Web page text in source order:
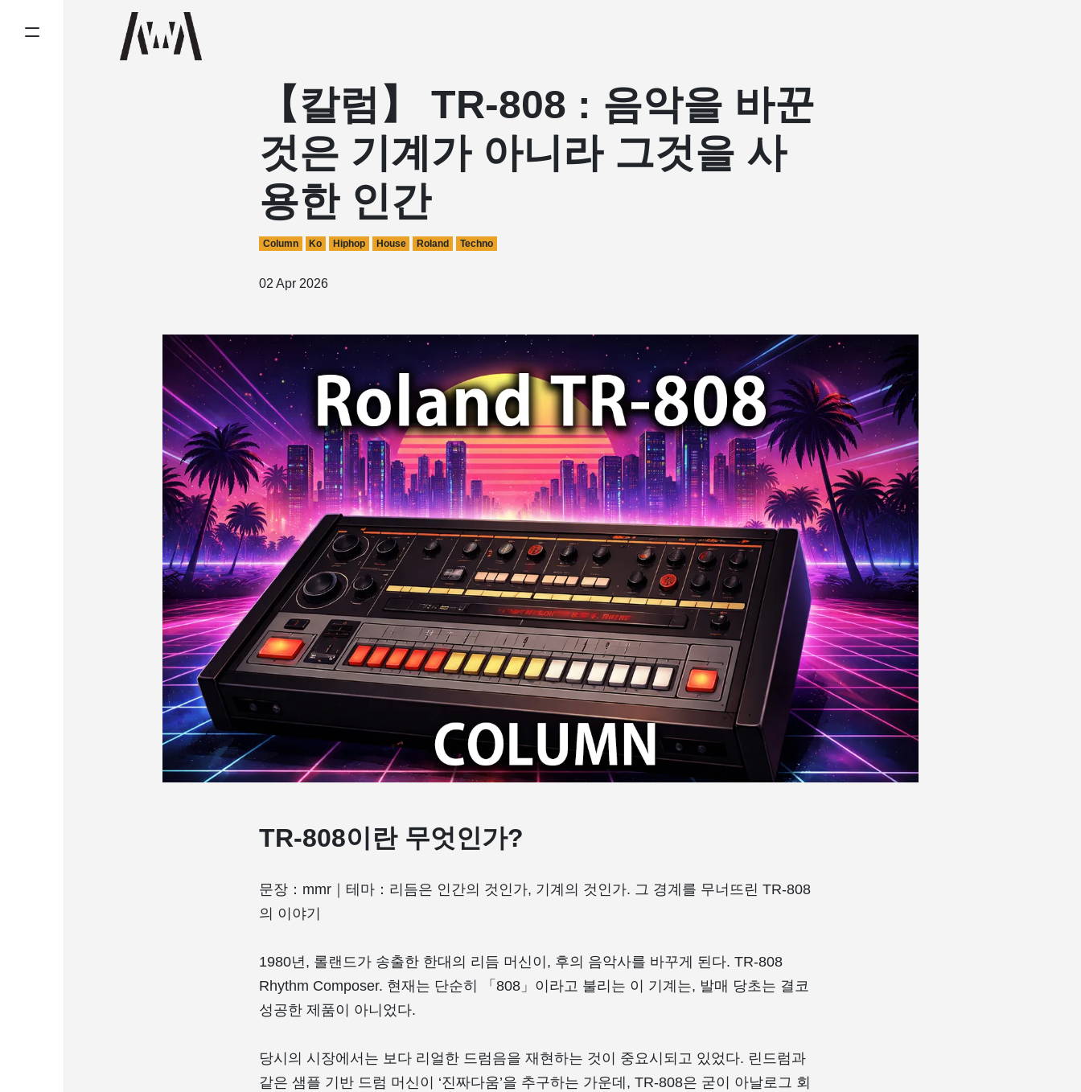
【칼럼】 TR-808 : 음악을 바꾼
것은 기계가 아니라 그것을 사
용한 인간
Column Ko Hiphop House Roland Techno
02 Apr 2026
TR-808이란 무엇인가?
문장：mmr｜테마：리듬은 인간의 것인가, 기계의 것인가. 그 경계를 무너뜨린 TR-808
의 이야기
1980년, 롤랜드가 송출한 한대의 리듬 머신이, 후의 음악사를 바꾸게 된다. TR-808
Rhythm Composer. 현재는 단순히 「808」이라고 불리는 이 기계는, 발매 당초는 결코
성공한 제품이 아니었다.
당시의 시장에서는 보다 리얼한 드럼음을 재현하는 것이 중요시되고 있었다. 린드럼과
같은 샘플 기반 드럼 머신이 ‘진짜다움’을 추구하는 가운데, TR-808은 굳이 아날로그 회